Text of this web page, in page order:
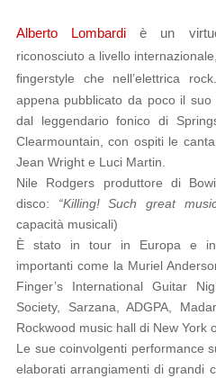
Alberto Lombardi è un
riconosciuto a livello
fingerstyle che nell’elettrica
appena pubblicato da poco il suo
dal leggendario fonico di
Clearmountain, con ospiti le
Jean Wright e Luci Martin.
Nile Rodgers produttore di
disco: “Killing! Such great
capacità musicali)
È stato in tour in Europa e in
importanti come la Muriel
Finger’s International Guitar
Society, Sarzana, ADGPA,
Rockwood music hall di New York
Le sue coinvolgenti performance
elaborati arrangiamenti di grandi